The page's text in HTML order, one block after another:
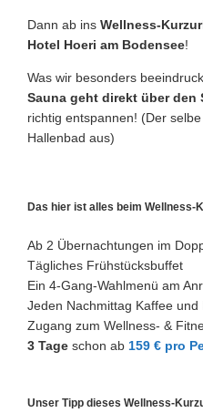
Dann ab ins Wellness-
Hotel Hoeri am Bodensee!
Was wir besonders
Sauna geht direkt über den
richtig entspannen! (Der
Hallenbad aus)
Das hier ist alles beim Wellness-
Ab 2 Übernachtungen im
Tägliches Frühstücksbuffet
Ein 4-Gang-Wahlmenü am
Jeden Nachmittag Kaffee und
Zugang zum Wellness- &
3 Tage schon ab 159 € pro
Unser Tipp dieses Wellness-